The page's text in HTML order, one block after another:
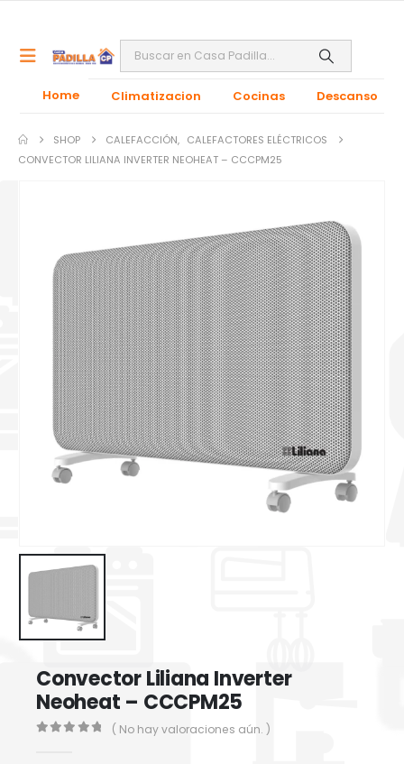
Home Climatizacion Cocinas Descanso
SHOP CALEFACCIÓN, CALEFACTORES ELÉCTRICOS
CONVECTOR LILIANA INVERTER NEOHEAT – CCCPM25
Convector Liliana Inverter
Neoheat – CCCPM25
( No hay valoraciones aún. )